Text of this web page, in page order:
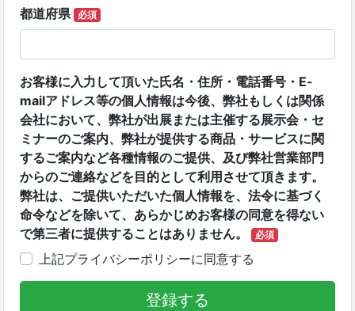
都道府県 必須
お客様に入力して頂いた氏名・住所・電話番号・E-
mailアドレス等の個人情報は今後、弊社もしくは関係
会社において、弊社が出展または主催する展示会・セ
ミナーのご案内、弊社が提供する商品・サービスに関
するご案内など各種情報のご提供、及び弊社営業部門
からのご連絡などを目的として利用させて頂きます。
弊社は、ご提供いただいた個人情報を、法令に基づく
命令などを除いて、あらかじめお客様の同意を得ない
で第三者に提供することはありません。
必須
上記プライバシーポリシーに同意する
登録する